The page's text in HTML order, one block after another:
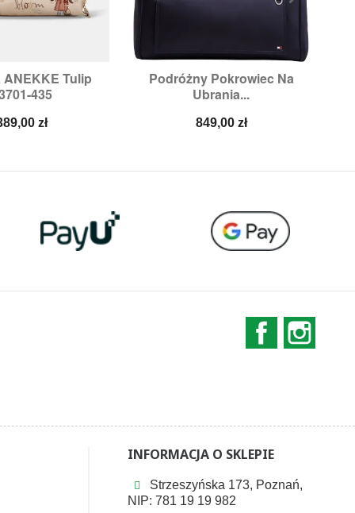
ANEKKE Tulip
435
zł
podgląd
Podróżny Pokrowiec Na
Ubrania...
Cena
849,00 zł
Szybki podgląd
Facebook
INFORMACJA O SKLEPIE
Strzeszyńska 173, Poznań,
NIP: 781 19 19 982